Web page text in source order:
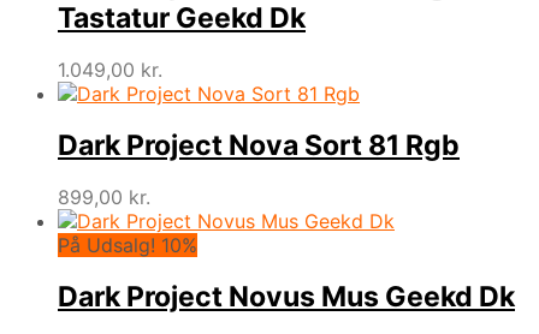
Tastatur Geekd Dk
1.049,00 kr.
Dark Project Nova Sort 81 Rgb
899,00 kr.
På Udsalg! 10%
Dark Project Novus Mus Geekd Dk